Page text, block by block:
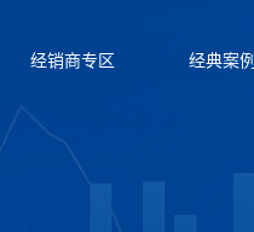
经销商专区 经典案例